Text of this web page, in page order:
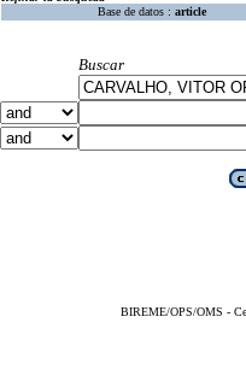
Base de datos : article
Buscar
BIREME/OPS/OMS -